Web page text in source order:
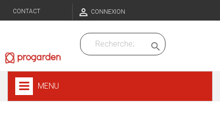
CONTACT  CONNEXION

MENU